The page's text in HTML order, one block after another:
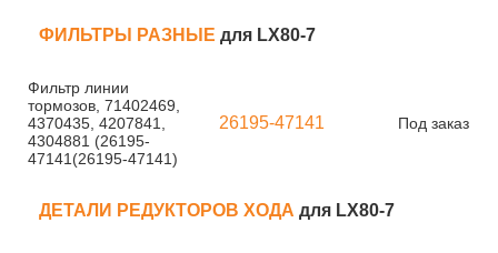
ФИЛЬТРЫ РАЗНЫЕ для LX80-7
Фильтр линии
тормозов, 71402469,
4370435, 4207841,
4304881 (26195-
47141(26195-47141)
26195-47141 Под заказ
ДЕТАЛИ РЕДУКТОРОВ ХОДА для LX80-7